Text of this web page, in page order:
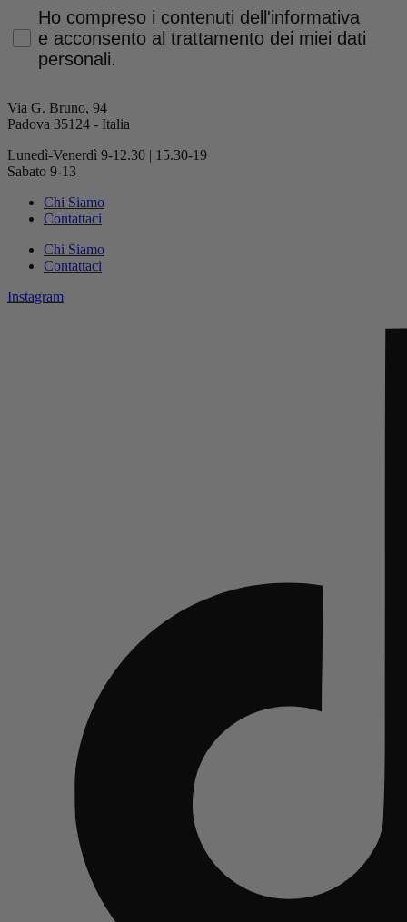
Privacy Policy
Ho compreso i contenuti dell'informativa
e acconsento al trattamento dei miei dati
personali.
Via G. Bruno, 94
Padova 35124 - Italia
Lunedì-Venerdì 9-12.30 | 15.30-19
Sabato 9-13
Chi Siamo
Contattaci
Chi Siamo
Contattaci
Instagram